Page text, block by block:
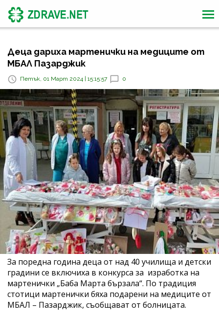
Деца дариха мартенички на медиците от
МБАЛ Пазарджик
Петък, 01 Март 2024 | 15:15:57 0
За поредна година деца от над 40 училища и детски
градини се включиха в конкурса за изработка на
мартенички „Баба Марта бързала“. По традиция
стотици мартенички бяха подарени на медиците от
МБАЛ – Пазарджик, съобщават от болницата.